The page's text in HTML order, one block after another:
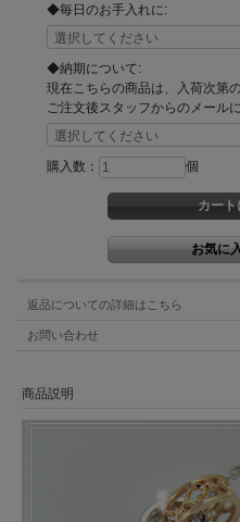
◆毎日のお手入れに:
◆納期について:
現在こちらの商品は、入荷次第
ご注文後スタッフからのメール
購入数： 個
返品についての詳細はこちら
お問い合わせ
商品説明